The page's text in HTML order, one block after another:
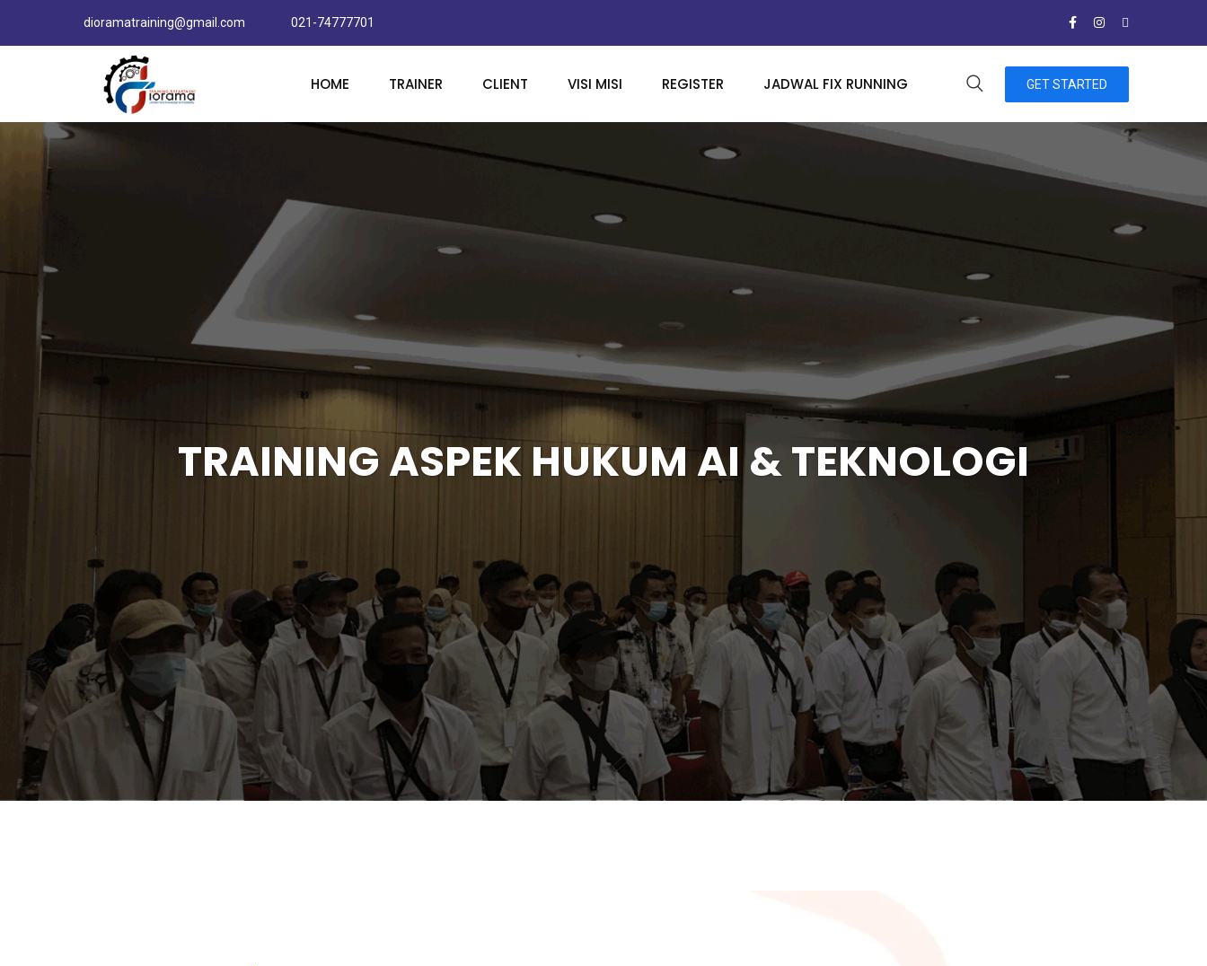
dioramatraining@gmail.com 021-74777701
HOME TRAINER CLIENT VISI MISI REGISTER JADWAL FIX RUNNING GET STARTED
TRAINING ASPEK HUKUM AI & TEKNOLOGI